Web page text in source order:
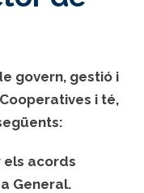
govern, gestió i
i té,
els acords
General.